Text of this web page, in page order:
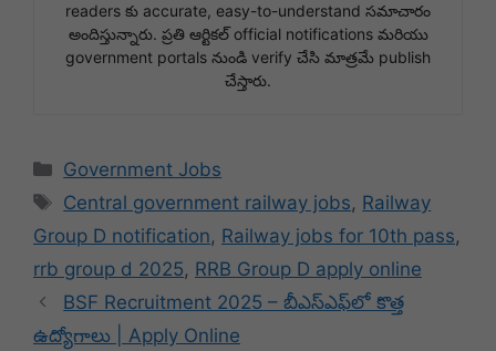
readers కు accurate, easy-to-understand సమాచారం
అందిస్తున్నారు. ప్రతి ఆర్టికల్ official notifications మరియు
government portals నుండి verify చేసి మాత్రమే publish
చేస్తారు.
Categories
Government Jobs
Tags
Central government railway jobs, Railway
Group D notification, Railway jobs for 10th pass,
rrb group d 2025, RRB Group D apply online
BSF Recruitment 2025 – బీఎస్‌ఎఫ్‌లో కొత్త
ఉద్యోగాలు | Apply Online